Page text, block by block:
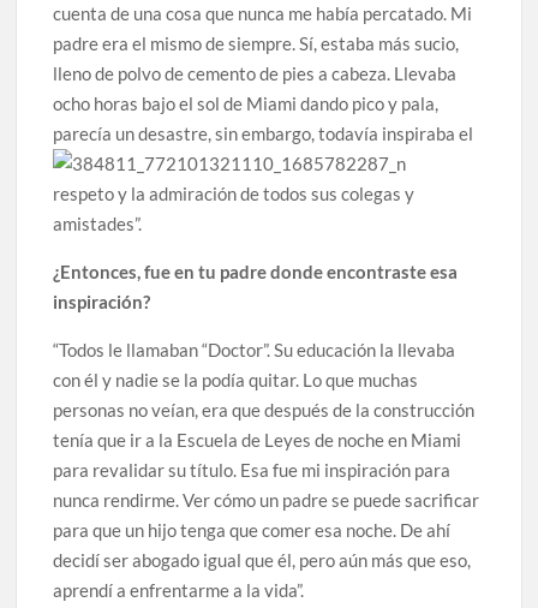
cuenta de una cosa que nunca me había percatado. Mi
padre era el mismo de siempre. Sí, estaba más sucio,
lleno de polvo de cemento de pies a cabeza. Llevaba
ocho horas bajo el sol de Miami dando pico y pala,
parecía un desastre, sin embargo, todavía inspirabael
respeto y la admiración de todos sus colegas y
amistades”.
¿Entonces, fue en tu padre donde encontraste esa
inspiración?
“Todos le llamaban “Doctor”. Su educación la llevaba
con él y nadie se la podía quitar. Lo que muchas
personas no veían, era que después de la construcción
tenía que ir a la Escuela de Leyes de noche en Miami
para revalidar su título. Esa fue mi inspiración para
nunca rendirme. Ver cómo un padre se puede sacrificar
para que un hijo tenga que comer esa noche. De ahí
decidí ser abogado igual que él, pero aún más que eso,
aprendí a enfrentarme a la vida”.